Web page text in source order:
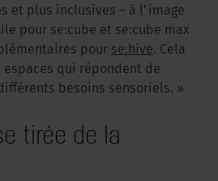
et plus inclusives – à l’image
pour se:cube et se:cube max
pour se:hive. Cela
espaces qui répondent de
besoins sensoriels. »
tirée de la